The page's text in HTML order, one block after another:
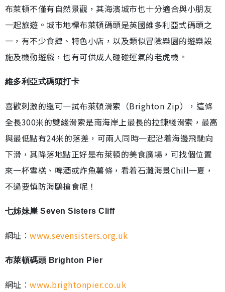
布萊頓不僅有自然景觀，其海濱城市也十分適合與小朋友
一起旅遊。城市地標布萊頓碼頭是英國維多利亞式碼頭之
一，有不少食肆、特色小店，以及類似冒險樂園的遊樂設
施及機動遊戲，也有可供成人碰碰運氣的老虎機。
維多利亞式碼頭打卡
喜歡刺激的還可一試布萊頓滑索（Brighton Zip），這條
全長300米的雙綫滑索是南海岸上最長的拉鍊綫滑索，最高
與最低點有24米的落差，可兩人同時一起沿着海邊飛馳向
下滑，其降落地點正好是布萊頓的美食廣場，可找個位置
來一杯雪榚、啤酒或炸魚薯條，看着石灘海景Chill一夏，
不過要慎防海鷗搶食呢！
七姊妹崖 Seven Sisters Cliff
網址︰www.sevensisters.org.uk
布萊頓碼頭 Brighton Pier
網址︰www.brightonpier.co.uk